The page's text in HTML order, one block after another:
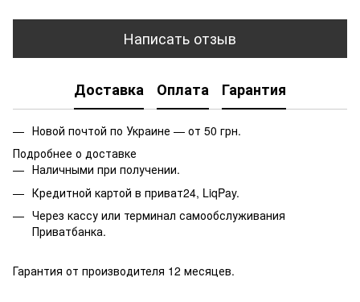
Написать отзыв
Доставка Оплата Гарантия
Новой почтой по Украине — от 50 грн.
Подробнее о доставке
Наличными при получении.
Кредитной картой в приват24, LiqPay.
Через кассу или терминал самообслуживания
Приватбанка.
Гарантия от производителя 12 месяцев.